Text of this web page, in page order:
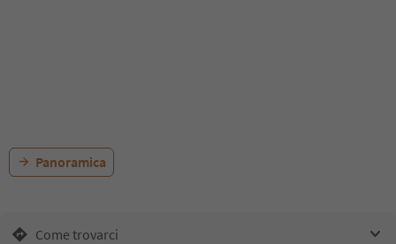
Panoramica
Come trovarci